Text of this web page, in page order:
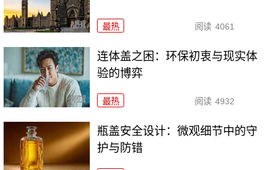
最热 阅读 4061
连体盖之困：环保初衷与现实体
验的博弈
最热 阅读 4932
瓶盖安全设计：微观细节中的守
护与防错